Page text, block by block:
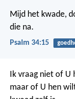
Mijd het kwade,
die na.
Psalm 34:15
Ik vraag niet of U
maar of U hen